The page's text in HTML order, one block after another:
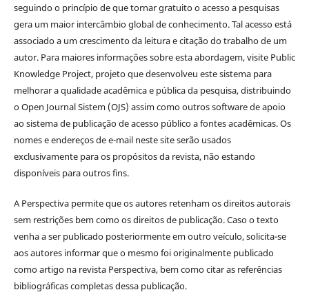
seguindo o princípio de que tornar gratuito o acesso a pesquisas
gera um maior intercâmbio global de conhecimento. Tal acesso está
associado a um crescimento da leitura e citação do trabalho de um
autor. Para maiores informações sobre esta abordagem, visite Public
Knowledge Project, projeto que desenvolveu este sistema para
melhorar a qualidade acadêmica e pública da pesquisa, distribuindo
o Open Journal Sistem (OJS) assim como outros software de apoio
ao sistema de publicação de acesso público a fontes acadêmicas. Os
nomes e endereços de e-mail neste site serão usados
exclusivamente para os propósitos da revista, não estando
disponíveis para outros fins.
A Perspectiva permite que os autores retenham os direitos autorais
sem restrições bem como os direitos de publicação. Caso o texto
venha a ser publicado posteriormente em outro veículo, solicita-se
aos autores informar que o mesmo foi originalmente publicado
como artigo na revista Perspectiva, bem como citar as referências
bibliográficas completas dessa publicação.